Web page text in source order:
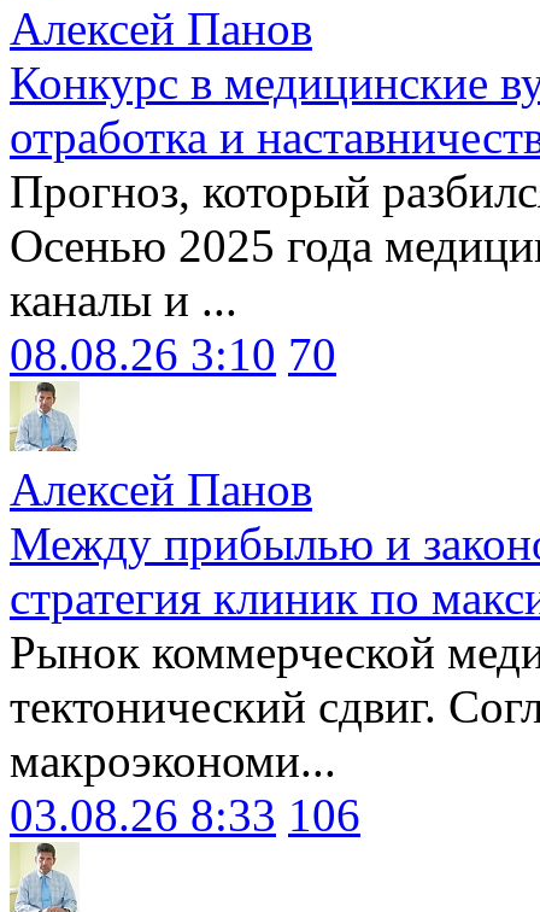
Алексей Панов
Конкурс в медицинские
отработка и
Прогноз, который
Осенью 2025 года
каналы и ...
08.08.26 3:10 70
Алексей Панов
Между прибылью и
стратегия клиник по
Рынок коммерческой
тектонический сдвиг.
макроэкономи...
03.08.26 8:33 106